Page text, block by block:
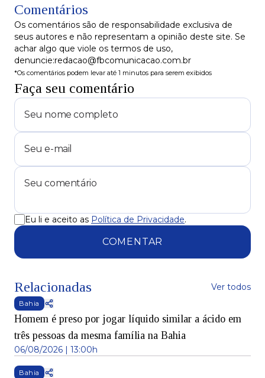
Comentários
Os comentários são de responsabilidade exclusiva de
seus autores e não representam a opinião deste site. Se
achar algo que viole os termos de uso,
denuncie:redacao@fbcomunicacao.com.br
*Os comentários podem levar até 1 minutos para serem exibidos
Faça seu comentário
Eu li e aceito as Política de Privacidade.
COMENTAR
Relacionadas Ver todos
Bahia
Homem é preso por jogar líquido similar a ácido em
três pessoas da mesma família na Bahia
06/08/2026 | 13:00h
Bahia